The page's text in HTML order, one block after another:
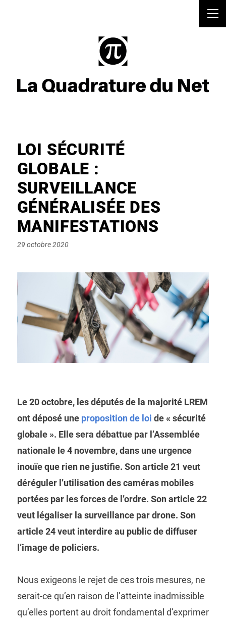
LOI SÉCURITÉ
GLOBALE :
SURVEILLANCE
GÉNÉRALISÉE DES
MANIFESTATIONS
Posted
29 octobre 2020
Le 20 octobre, les députés de la majorité LREM
ont déposé une proposition de loi de « sécurité
globale ». Elle sera débattue par l’Assemblée
nationale le 4 novembre, dans une urgence
inouïe que rien ne justifie. Son article 21 veut
déréguler l’utilisation des caméras mobiles
portées par les forces de l’ordre. Son article 22
veut légaliser la surveillance par drone. Son
article 24 veut interdire au public de diffuser
l’image de policiers.
Nous exigeons le rejet de ces trois mesures, ne
serait-ce qu’en raison de l’atteinte inadmissible
qu’elles portent au droit fondamental d’exprimer